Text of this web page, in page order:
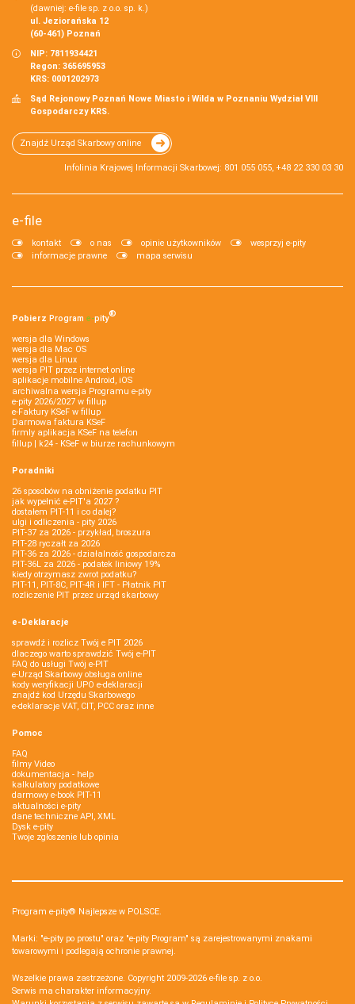
(dawniej: e-file sp. z o.o. sp. k.)
ul. Jeziorańska 12
(60-461) Poznań
NIP: 7811934421
Regon: 365695953
KRS: 0001202973
Sąd Rejonowy Poznań Nowe Miasto i Wilda w Poznaniu Wydział VIII
Gospodarczy KRS.
Znajdź Urząd Skarbowy online
Infolinia Krajowej Informacji Skarbowej: 801 055 055, +48 22 330 03 30
e-file
kontakt o nas opinie użytkowników
wesprzyj e-pity
informacje prawne
mapa serwisu
Pobierz Program e‑pity®
wersja dla Windows
wersja dla Mac OS
wersja dla Linux
wersja PIT przez internet online
aplikacje mobilne Android, iOS
archiwalna wersja Programu e-pity
e-pity 2026/2027 w fillup
e‑Faktury KSeF w fillup
Darmowa faktura KSeF
firmly aplikacja KSeF na telefon
fillup | k24 - KSeF w biurze rachunkowym
Poradniki
26 sposobów na obniżenie podatku PIT
jak wypełnić e-PIT'a 2027 ?
dostałem PIT-11 i co dalej?
ulgi i odliczenia - pity 2026
PIT-37 za 2026 - przykład, broszura
PIT-28 ryczałt za 2026
PIT-36 za 2026 - działalność gospodarcza
PIT-36L za 2026 - podatek liniowy 19%
kiedy otrzymasz zwrot podatku?
PIT-11, PIT-8C, PIT-4R i IFT - Płatnik PIT
rozliczenie PIT przez urząd skarbowy
e-Deklaracje
sprawdź i rozlicz Twój e PIT 2026
dlaczego warto sprawdzić Twój e-PIT
FAQ do usługi Twój e-PIT
e-Urząd Skarbowy obsługa online
kody weryfikacji UPO e-deklaracji
znajdź kod Urzędu Skarbowego
e-deklaracje VAT, CIT, PCC oraz inne
Pomoc
FAQ
filmy Video
dokumentacja - help
kalkulatory podatkowe
darmowy e-book PIT-11
aktualności e-pity
dane techniczne API, XML
Dysk e-pity
Twoje zgłoszenie lub opinia
Program e-pity® Najlepsze w POLSCE.
Marki: "e-pity po prostu" oraz "e-pity Program" są zarejestrowanymi znakami
towarowymi i podlegają ochronie prawnej.
Wszelkie prawa zastrzeżone. Copyright 2009-2026 e-file sp. z o.o.
Serwis ma charakter informacyjny.